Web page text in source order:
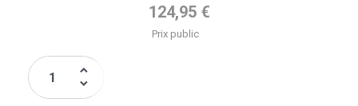
Prix de base
124,95 €
Prix public
keyboard_arrow_up
keyboard_arrow_down